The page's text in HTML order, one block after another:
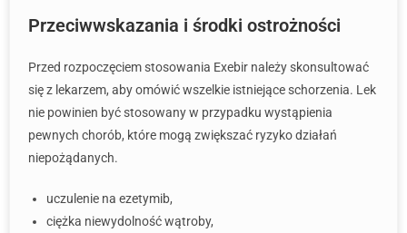
Przeciwwskazania i środki ostrożności
Przed rozpoczęciem stosowania Exebir należy skonsultować
się z lekarzem, aby omówić wszelkie istniejące schorzenia. Lek
nie powinien być stosowany w przypadku wystąpienia
pewnych chorób, które mogą zwiększać ryzyko działań
niepożądanych.
uczulenie na ezetymib,
ciężka niewydolność wątroby,